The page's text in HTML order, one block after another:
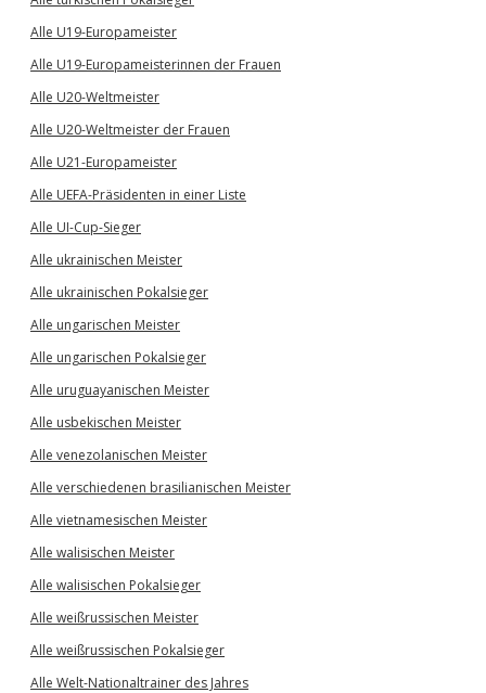
Alle U19-Europameister
Alle U19-Europameisterinnen der Frauen
Alle U20-Weltmeister
Alle U20-Weltmeister der Frauen
Alle U21-Europameister
Alle UEFA-Präsidenten in einer Liste
Alle UI-Cup-Sieger
Alle ukrainischen Meister
Alle ukrainischen Pokalsieger
Alle ungarischen Meister
Alle ungarischen Pokalsieger
Alle uruguayanischen Meister
Alle usbekischen Meister
Alle venezolanischen Meister
Alle verschiedenen brasilianischen Meister
Alle vietnamesischen Meister
Alle walisischen Meister
Alle walisischen Pokalsieger
Alle weißrussischen Meister
Alle weißrussischen Pokalsieger
Alle Welt-Nationaltrainer des Jahres